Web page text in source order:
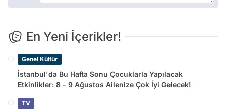
En Yeni İçerikler!
Genel Kültür
İstanbul'da Bu Hafta Sonu Çocuklarla Yapılacak
Etkinlikler: 8 - 9 Ağustos Ailenize Çok İyi Gelecek!
TV